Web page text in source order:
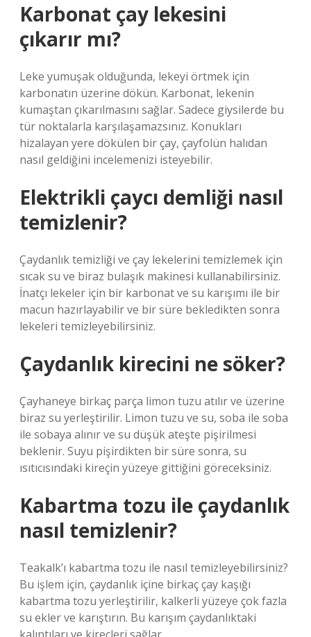
Karbonat çay lekesini
çıkarır mı?
Leke yumuşak olduğunda, lekeyi örtmek için
karbonatın üzerine dökün. Karbonat, lekenin
kumaştan çıkarılmasını sağlar. Sadece giysilerde bu
tür noktalarla karşılaşamazsınız. Konukları
hizalayan yere dökülen bir çay, çayfolün halıdan
nasıl geldiğini incelemenizi isteyebilir.
Elektrikli çaycı demliği nasıl
temizlenir?
Çaydanlık temizliği ve çay lekelerini temizlemek için
sıcak su ve biraz bulaşık makinesi kullanabilirsiniz.
İnatçı lekeler için bir karbonat ve su karışımı ile bir
macun hazırlayabilir ve bir süre bekledikten sonra
lekeleri temizleyebilirsiniz.
Çaydanlık kirecini ne söker?
Çayhaneye birkaç parça limon tuzu atılır ve üzerine
biraz su yerleştirilir. Limon tuzu ve su, soba ile soba
ile sobaya alınır ve su düşük ateşte pişirilmesi
beklenir. Suyu pişirdikten bir süre sonra, su
ısıtıcısındaki kireçin yüzeye gittiğini göreceksiniz.
Kabartma tozu ile çaydanlık
nasıl temizlenir?
Teakalk’ı kabartma tozu ile nasıl temizleyebilirsiniz?
Bu işlem için, çaydanlık içine birkaç çay kaşığı
kabartma tozu yerleştirilir, kalkerli yüzeye çok fazla
su ekler ve karıştırın. Bu karışım çaydanlıktaki